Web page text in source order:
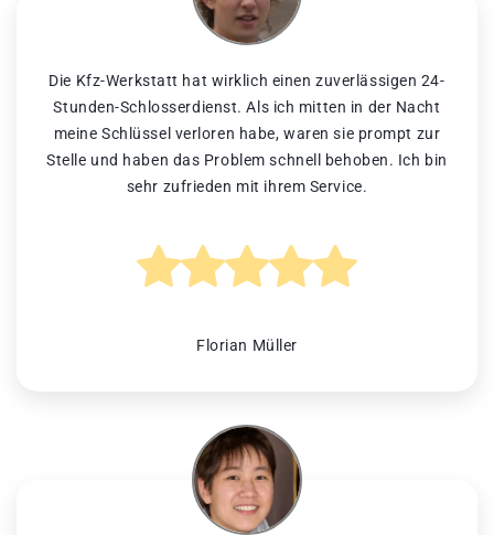
Die Kfz-Werkstatt hat wirklich einen zuverlässigen 24-
Stunden-Schlosserdienst. Als ich mitten in der Nacht
meine Schlüssel verloren habe, waren sie prompt zur
Stelle und haben das Problem schnell behoben. Ich bin
sehr zufrieden mit ihrem Service.
Florian Müller